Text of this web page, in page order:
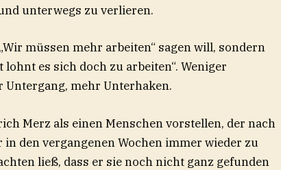
unterwegs zu verlieren.
müssen mehr arbeiten“ sagen will, sondern
es sich doch zu arbeiten“. Weniger
Untergang, mehr Unterhaken.
Merz als einen Menschen vorstellen, der nach
den vergangenen Wochen immer wieder zu
ließ, dass er sie noch nicht ganz gefunden